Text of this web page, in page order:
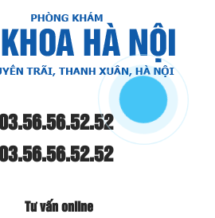
03.56.56.52.52
03.56.56.52.52
Tư vấn online